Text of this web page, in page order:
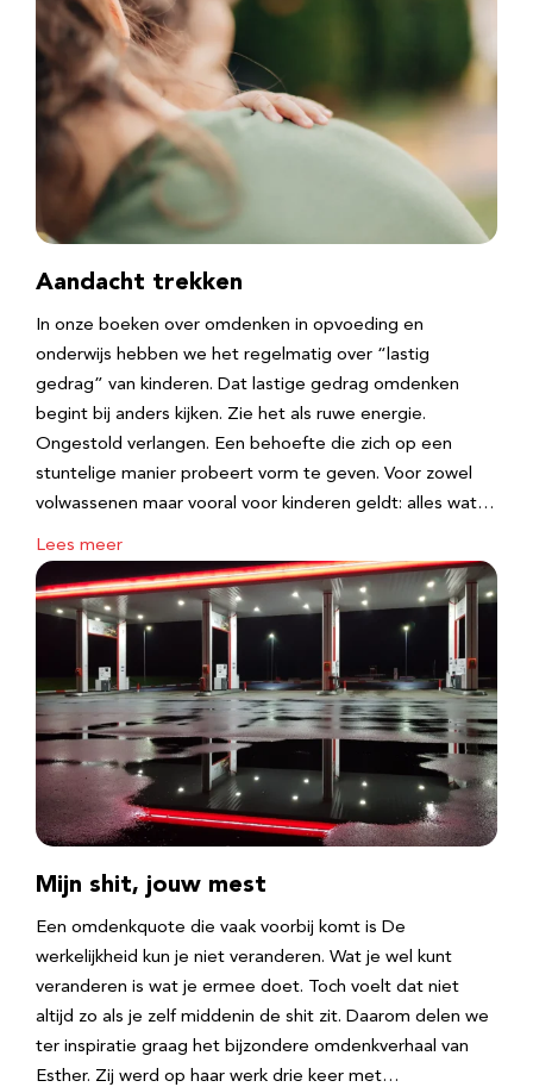
Aandacht trekken
In onze boeken over omdenken in opvoeding en
onderwijs hebben we het regelmatig over “lastig
gedrag” van kinderen. Dat lastige gedrag omdenken
begint bij anders kijken. Zie het als ruwe energie.
Ongestold verlangen. Een behoefte die zich op een
stuntelige manier probeert vorm te geven. Voor zowel
volwassenen maar vooral voor kinderen geldt: alles wat…
Lees meer
Mijn shit, jouw mest
Een omdenkquote die vaak voorbij komt is De
werkelijkheid kun je niet veranderen. Wat je wel kunt
veranderen is wat je ermee doet. Toch voelt dat niet
altijd zo als je zelf middenin de shit zit. Daarom delen we
ter inspiratie graag het bijzondere omdenkverhaal van
Esther. Zij werd op haar werk drie keer met…